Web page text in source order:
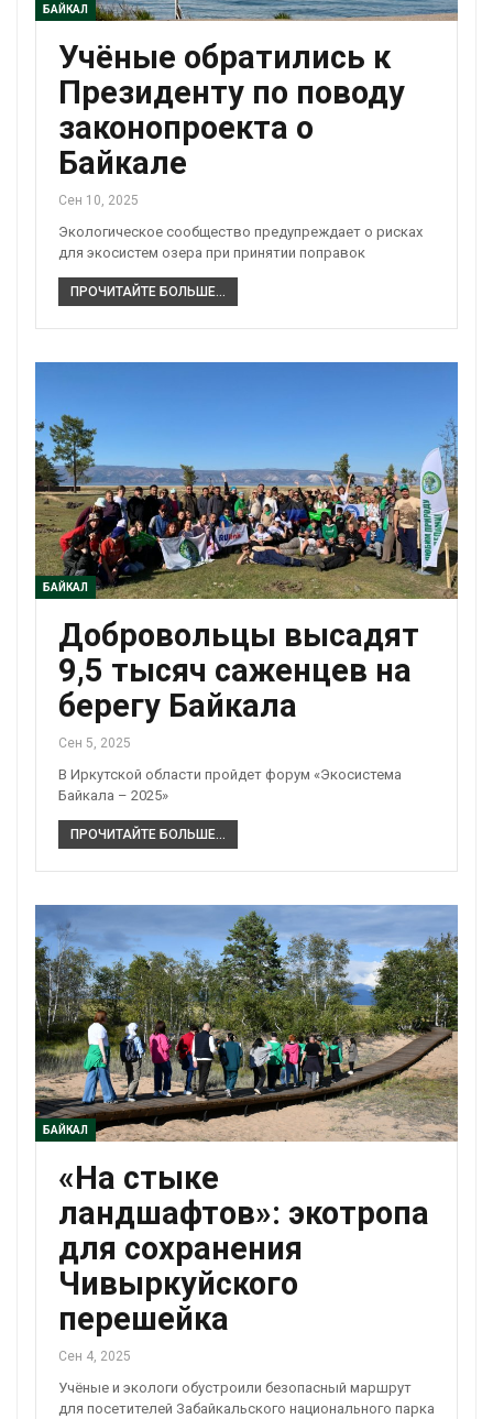
БАЙКАЛ
Учёные обратились к
Президенту по поводу
законопроекта о
Байкале
Сен 10, 2025
Экологическое сообщество предупреждает о рисках
для экосистем озера при принятии поправок
ПРОЧИТАЙТЕ БОЛЬШЕ...
БАЙКАЛ
Добровольцы высадят
9,5 тысяч саженцев на
берегу Байкала
Сен 5, 2025
В Иркутской области пройдет форум «Экосистема
Байкала – 2025»
ПРОЧИТАЙТЕ БОЛЬШЕ...
БАЙКАЛ
«На стыке
ландшафтов»: экотропа
для сохранения
Чивыркуйского
перешейка
Сен 4, 2025
Учёные и экологи обустроили безопасный маршрут
для посетителей Забайкальского национального парка